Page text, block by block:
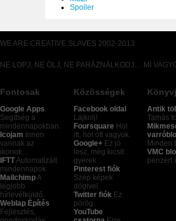
Spoiler
WE ARE CREATIVE SLAVES 2002-2013
NE LOPJ, NE ÖLJ, NE PARÁZNÁLKODJ… MI
Fontosak
Google Apps
Segítség a
mindennapokban.
Icojam Innen
vannak az
ikonok…
IFTT Automatizált
mindennapok.
Mailchimp A
legjobb
hírlevélküldő.
Weblap Építés
Fejlesztés,
Közösségek
Facebook oldal
Lájkolj!
Foursquare Hol
itt, hol ott vagyok.
Google+ Ez jó
lesz, még kicsit
gyerek…
Pinterest fiók
Szép képek
dögivel.
Twitter fiók Ez
pörög.
YouTube
Antik
Tamás
Minden
VMC
pénzért